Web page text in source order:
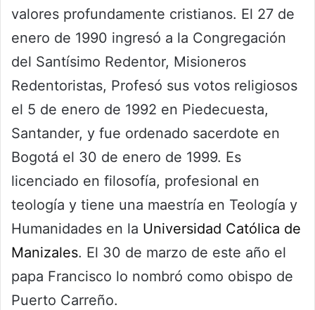
valores profundamente cristianos. El 27 de
enero de 1990 ingresó a la Congregación
del Santísimo Redentor, Misioneros
Redentoristas, Profesó sus votos religiosos
el 5 de enero de 1992 en Piedecuesta,
Santander, y fue ordenado sacerdote en
Bogotá el 30 de enero de 1999. Es
licenciado en filosofía, profesional en
teología y tiene una maestría en Teología y
Humanidades en la Universidad Católica de
Manizales. El 30 de marzo de este año el
papa Francisco lo nombró como obispo de
Puerto Carreño.